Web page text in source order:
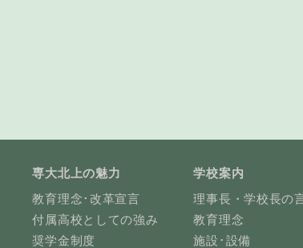
専大北上の魅力
教育理念･改革宣言
付属高校としての強み
奨学金制度
学校案内
理事長・学校長の
教育理念
施設･設備